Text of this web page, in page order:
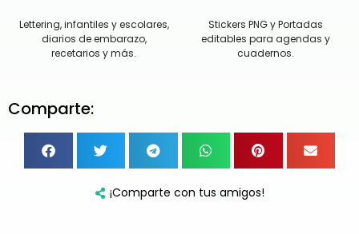
Lettering, infantiles y escolares,
diarios de embarazo,
recetarios y más.
Stickers PNG y Portadas
editables para agendas y
cuadernos.
Comparte:
¡Comparte con tus amigos!